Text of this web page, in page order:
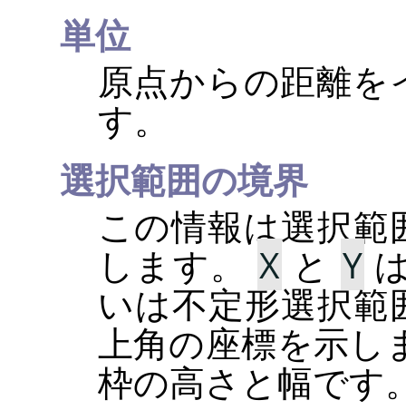
単位
原点からの距離
す。
選択範囲の境界
この情報は選択
します。 X と Y
いは不定形選択
上角の座標を示し
枠の高さと幅です